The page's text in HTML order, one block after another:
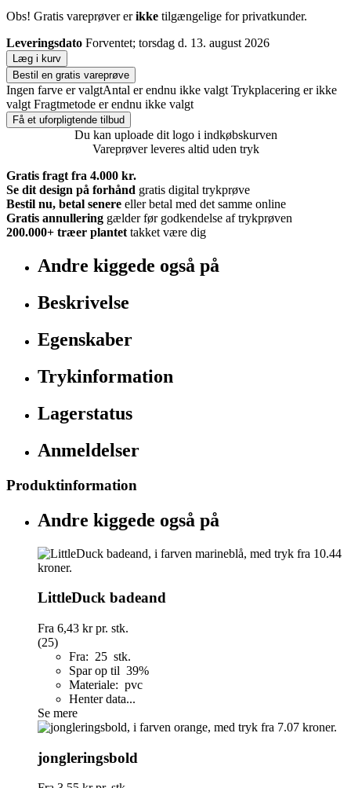
Obs! Gratis vareprøver erikke tilgængelige for privatkunder.
Leveringsdato Forventet; torsdag d. 13. august 2026
Læg i kurv
Bestil en gratis vareprøve
Ingen farve er valgtAntal er endnu ikke valgt Trykplacering er ikke
valgt Fragtmetode er endnu ikke valgt
Få et uforpligtende tilbud
Du kan uploade dit logo i indkøbskurven
Vareprøver leveres altid uden tryk
Gratis fragt fra 4.000 kr.
Se dit design på forhånd gratis digital trykprøve
Bestil nu, betal senere eller betal med det samme online
Gratis annullering gælder før godkendelse af trykprøven
200.000+ træer plantet takket være dig
Andre kiggede også på
Beskrivelse
Egenskaber
Trykinformation
Lagerstatus
Anmeldelser
Produktinformation
Andre kiggede også på
LittleDuck badeand
Fra 6,43 krpr. stk.
(25)
Fra: 25 stk.
Spar op til 39%
Materiale: pvc
Henter data...
Se mere
jongleringsbold